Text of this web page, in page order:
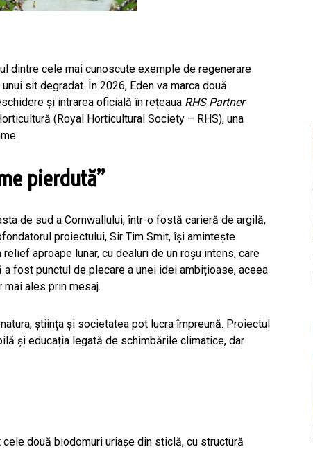
dintre cele mai cunoscute exemple de regenerare
sit degradat. În 2026, Eden va marca două
și intrarea oficială în rețeaua RHS Partner
(Royal Horticultural Society – RHS), una
pierdută”
de sud a Cornwallului, într-o fostă carieră de argilă,
proiectului, Sir Tim Smit, își amintește
aproape lunar, cu dealuri de un roșu intens, care
fost punctul de plecare a unei idei ambițioase, aceea
mai ales prin mesaj.
știința și societatea pot lucra împreună. Proiectul
și educația legată de schimbările climatice, dar
două biodomuri uriașe din sticlă, cu structură